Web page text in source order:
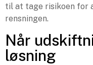
til at tage risikoen for
rensningen.
Når
løsning